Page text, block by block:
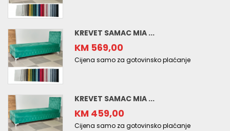
KREVET SAMAC MIA ...
KM 569,00
Cijena samo za gotovinsko plaćanje
KREVET SAMAC MIA ...
KM 459,00
Cijena samo za gotovinsko plaćanje